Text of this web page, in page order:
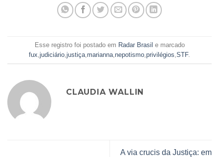
Esse registro foi postado em Radar Brasil e marcado
fux judiciário justiça marianna nepotismo privilégios STF.
CLAUDIA WALLIN
A via crucis da Justiça: em